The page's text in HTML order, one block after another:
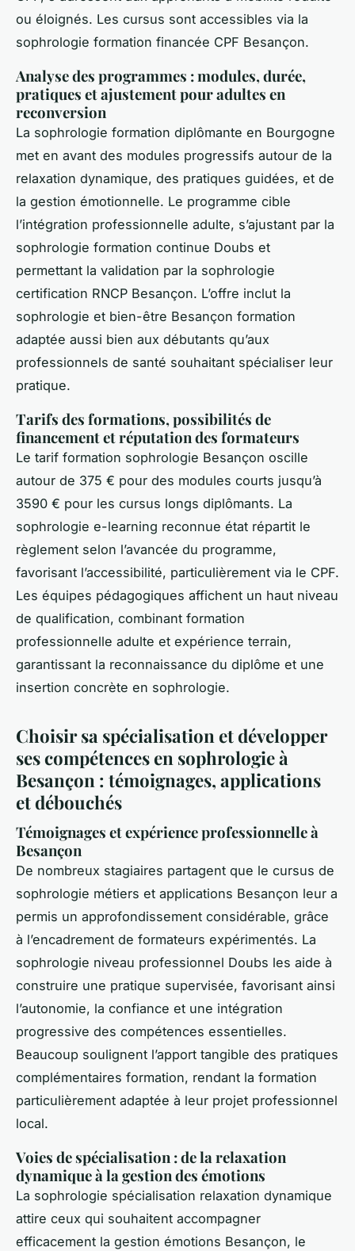
ou éloignés. Les cursus sont accessibles via la
sophrologie formation financée CPF Besançon.
Analyse des programmes : modules, durée,
pratiques et ajustement pour adultes en
reconversion
La sophrologie formation diplômante en Bourgogne
met en avant des modules progressifs autour de la
relaxation dynamique, des pratiques guidées, et de
la gestion émotionnelle. Le programme cible
l’intégration professionnelle adulte, s’ajustant par la
sophrologie formation continue Doubs et
permettant la validation par la sophrologie
certification RNCP Besançon. L’offre inclut la
sophrologie et bien-être Besançon formation
adaptée aussi bien aux débutants qu’aux
professionnels de santé souhaitant spécialiser leur
pratique.
Tarifs des formations, possibilités de
financement et réputation des formateurs
Le tarif formation sophrologie Besançon oscille
autour de 375 € pour des modules courts jusqu’à
3590 € pour les cursus longs diplômants. La
sophrologie e-learning reconnue état répartit le
règlement selon l’avancée du programme,
favorisant l’accessibilité, particulièrement via le CPF.
Les équipes pédagogiques affichent un haut niveau
de qualification, combinant formation
professionnelle adulte et expérience terrain,
garantissant la reconnaissance du diplôme et une
insertion concrète en sophrologie.
Choisir sa spécialisation et développer
ses compétences en sophrologie à
Besançon : témoignages, applications
et débouchés
Témoignages et expérience professionnelle à
Besançon
De nombreux stagiaires partagent que le cursus de
sophrologie métiers et applications Besançon leur a
permis un approfondissement considérable, grâce
à l’encadrement de formateurs expérimentés. La
sophrologie niveau professionnel Doubs les aide à
construire une pratique supervisée, favorisant ainsi
l’autonomie, la confiance et une intégration
progressive des compétences essentielles.
Beaucoup soulignent l’apport tangible des pratiques
complémentaires formation, rendant la formation
particulièrement adaptée à leur projet professionnel
local.
Voies de spécialisation : de la relaxation
dynamique à la gestion des émotions
La sophrologie spécialisation relaxation dynamique
attire ceux qui souhaitent accompagner
efficacement la gestion émotions Besançon, le